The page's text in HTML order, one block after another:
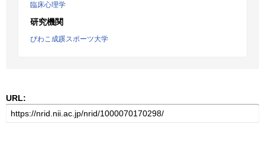
臨床心理学
研究機関
びわこ成蹊スポーツ大学
URL: